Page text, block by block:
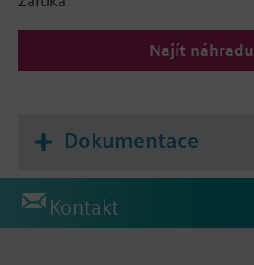
Najít náhradu
Dokumentace
Kontakt